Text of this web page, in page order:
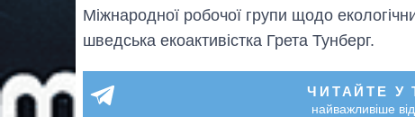
Міжнародної робочої групи щодо
шведська екоактивістка Грета Тунберг.
ЧИТАЙТЕ У
найважливіше